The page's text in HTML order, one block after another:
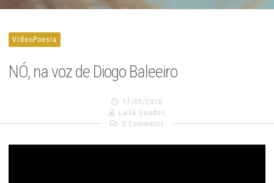
VídeoPoesia
NÓ, na voz de Diogo Baleeiro
17/05/2016
Laila Guedes
0 Comments